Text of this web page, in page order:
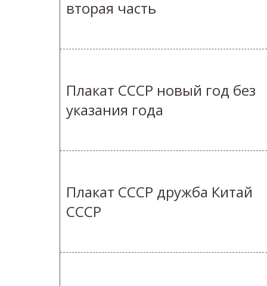
вторая часть
Плакат СССР новый год без
указания года
Плакат СССР дружба Китай
СССР